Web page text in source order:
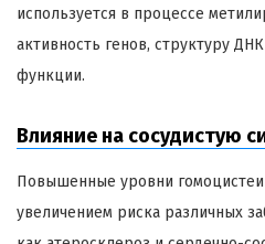
используется в процессе
активность генов, структуру
функции.
Влияние на сосудистую
Повышенные уровни
увеличением риска различных